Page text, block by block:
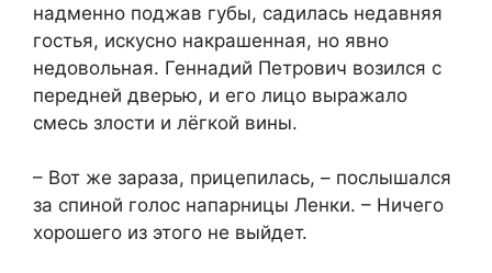
надменно поджав губы, садилась недавняя
гостья, искусно накрашенная, но явно
недовольная. Геннадий Петрович возился с
передней дверью, и его лицо выражало
смесь злости и лёгкой вины.
– Вот же зараза, прицепилась, – послышался
за спиной голос напарницы Ленки. – Ничего
хорошего из этого не выйдет.